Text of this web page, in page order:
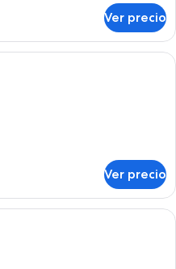
Ver precio
Una habitación con dos camas, una
Ver precio
Un dormitorio con cama, dos